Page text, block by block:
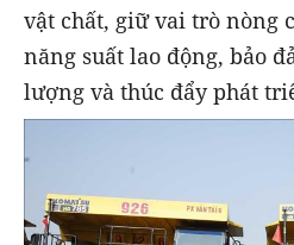
vật chất, giữ vai trò nòng
năng suất lao động, bảo
lượng và thúc đẩy phát